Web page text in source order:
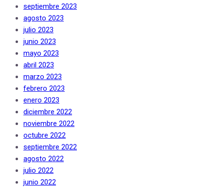
septiembre 2023
agosto 2023
julio 2023
junio 2023
mayo 2023
abril 2023
marzo 2023
febrero 2023
enero 2023
diciembre 2022
noviembre 2022
octubre 2022
septiembre 2022
agosto 2022
julio 2022
junio 2022